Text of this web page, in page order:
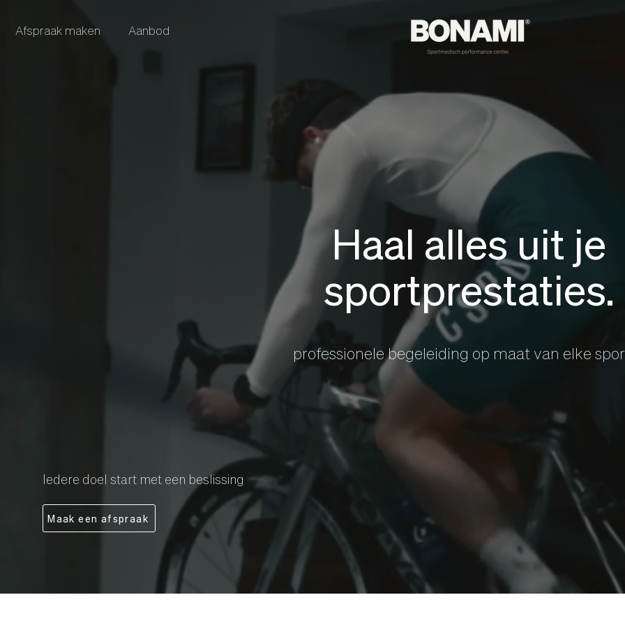
Afspraak maken Aanbod
Haal alles uit je
sportprestaties.
professionele begeleiding op maat van elke
Iedere doel start met een beslissing
Maak een afspraak